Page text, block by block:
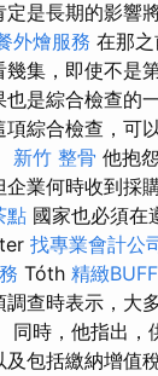
定是長期的影響
外燴服務 在那
幾集，即使不是
也是綜合檢查的
綜合檢查，可
新竹 整骨 他抱
業何時收到採
點 國家也必須在
找專業會計公
Tóth 精緻
查時表示，大
同時，他指出，
包括繳納增值